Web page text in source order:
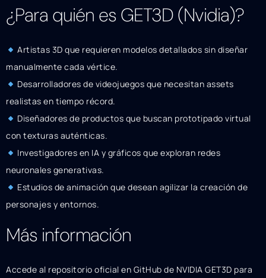
¿Para quién es GET3D (Nvidia)?
Artistas 3D que requieren modelos detallados sin diseñar
manualmente cada vértice.
Desarrolladores de videojuegos que necesitan assets
realistas en tiempo récord.
Diseñadores de productos que buscan prototipado virtual
con texturas auténticas.
Investigadores en IA y gráficos que exploran redes
neuronales generativas.
Estudios de animación que desean agilizar la creación de
personajes y entornos.
Más información
Accede al repositorio oficial en GitHub de NVIDIA GET3D para